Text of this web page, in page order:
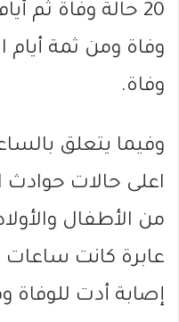
وفاة.
وفيما يتعلق
اعلى حالات حوادث
من الأطفال
إصابة أدت للوفاة